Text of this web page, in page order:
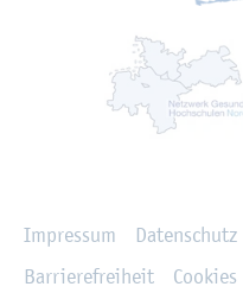
Im­pres­sum Da­ten­schutz
Bar­rie­re­frei­heit
Coo­kies